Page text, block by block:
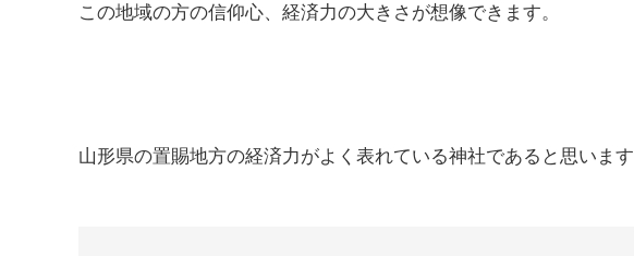
この地域の方の信仰心、経済力の大きさが想像できます。
山形県の置賜地方の経済力がよく表れている神社であると思います